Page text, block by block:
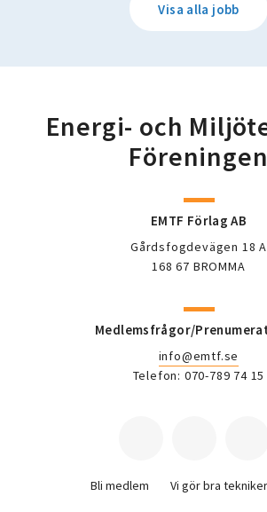
Visa alla jobb
Energi- och
Föreningen
EMTF Förlag AB
Gårdsfogdevägen 18 A
168 67 BROMMA
Medlemsfrågor/
info@emtf.se
Telefon: 070-789 74 15
Bli medlem Vi gör bra